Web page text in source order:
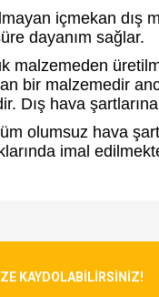
içmekan dış
dayanım sağlar.
malzemeden
bir malzemedir
Dış hava
olumsuz hava
imal
KAYDOLABİLİRSİNİZ!